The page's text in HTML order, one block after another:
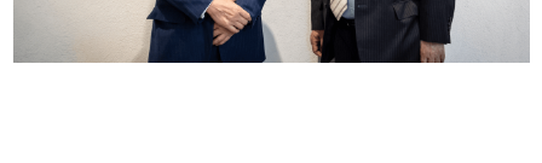
なんでゲームは面白い？
ゲーム開発者・hamatsu氏がゲームの魅力を画面や操作の
具体的な形から解き明かしていく、硬派で骨太な評論連載